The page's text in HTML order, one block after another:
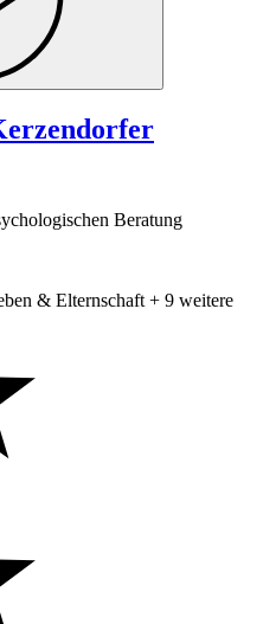
Beratung
& Elternschaft + 9 weitere